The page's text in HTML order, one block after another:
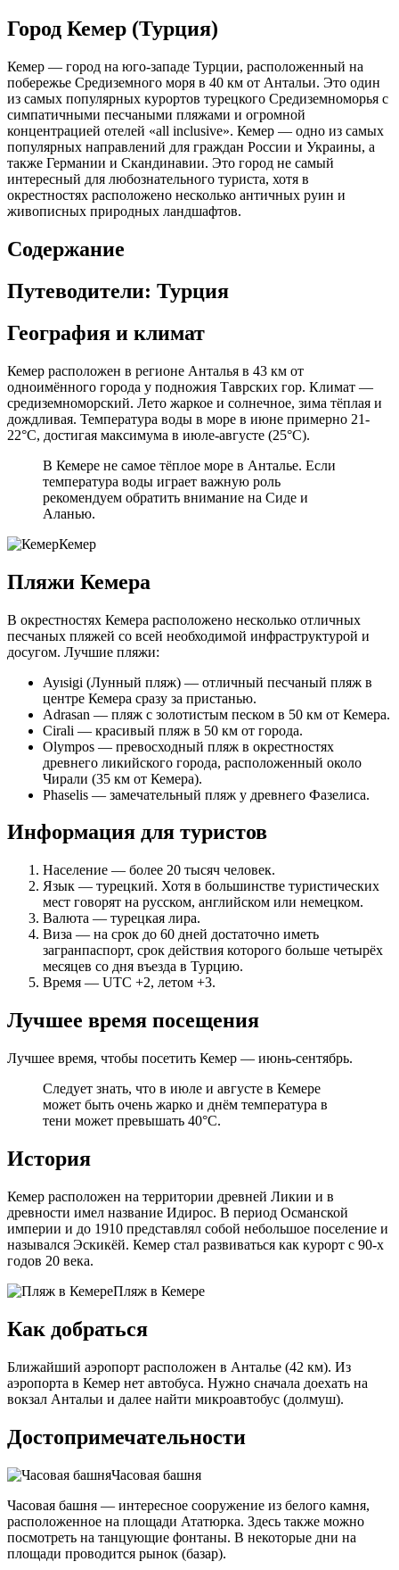
Город Кемер (Турция)
Кемер — город на юго-западе Турции, расположенный на
побережье Средиземного моря в 40 км от Антальи. Это один
из самых популярных курортов турецкого Средиземноморья с
симпатичными песчаными пляжами и огромной
концентрацией отелей «all inclusive». Кемер — одно из самых
популярных направлений для граждан России и Украины, а
также Германии и Скандинавии. Это город не самый
интересный для любознательного туриста, хотя в
окрестностях расположено несколько античных руин и
живописных природных ландшафтов.
Содержание
Путеводители: Турция
География и климат
Кемер расположен в регионе Анталья в 43 км от
одноимённого города у подножия Таврских гор. Климат —
средиземноморский. Лето жаркое и солнечное, зима тёплая и
дождливая. Температура воды в море в июне примерно 21-
22°C, достигая максимума в июле-августе (25°C).
В Кемере не самое тёплое море в Анталье. Если
температура воды играет важную роль
рекомендуем обратить внимание на Сиде и
Аланью.
Кемер
Пляжи Кемера
В окрестностях Кемера расположено несколько отличных
песчаных пляжей со всей необходимой инфраструктурой и
досугом. Лучшие пляжи:
Ayısigi (Лунный пляж) — отличный песчаный пляж в
центре Кемера сразу за пристанью.
Adrasan — пляж с золотистым песком в 50 км от Кемера.
Cirali — красивый пляж в 50 км от города.
Olympos — превосходный пляж в окрестностях
древнего ликийского города, расположенный около
Чирали (35 км от Кемера).
Phaselis — замечательный пляж у древнего Фазелиса.
Информация для туристов
Население — более 20 тысяч человек.
Язык — турецкий. Хотя в большинстве туристических
мест говорят на русском, английском или немецком.
Валюта — турецкая лира.
Виза — на срок до 60 дней достаточно иметь
загранпаспорт, срок действия которого больше четырёх
месяцев со дня въезда в Турцию.
Время — UTC +2, летом +3.
Лучшее время посещения
Лучшее время, чтобы посетить Кемер — июнь-сентябрь.
Следует знать, что в июле и августе в Кемере
может быть очень жарко и днём температура в
тени может превышать 40°C.
История
Кемер расположен на территории древней Ликии и в
древности имел название Идирос. В период Османской
империи и до 1910 представлял собой небольшое поселение и
назывался Эскикёй. Кемер стал развиваться как курорт с 90-х
годов 20 века.
Пляж в Кемере
Как добраться
Ближайший аэропорт расположен в Анталье (42 км). Из
аэропорта в Кемер нет автобуса. Нужно сначала доехать на
вокзал Антальи и далее найти микроавтобус (долмуш).
Достопримечательности
Часовая башня
Часовая башня — интересное сооружение из белого камня,
расположенное на площади Ататюрка. Здесь также можно
посмотреть на танцующие фонтаны. В некоторые дни на
площади проводится рынок (базар).